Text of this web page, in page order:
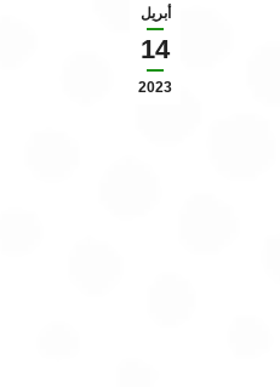
أبريل
14
2023